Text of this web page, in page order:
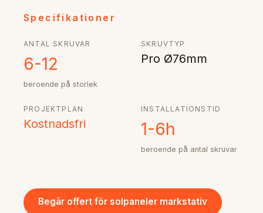
Specifikationer
ANTAL SKRUVAR
6-12
beroende på storlek
SKRUVTYP
Pro Ø76mm
PROJEKTPLAN
Kostnadsfri
INSTALLATIONSTID
1-6h
beroende på antal skruvar
Begär offert för solpaneler markstativ